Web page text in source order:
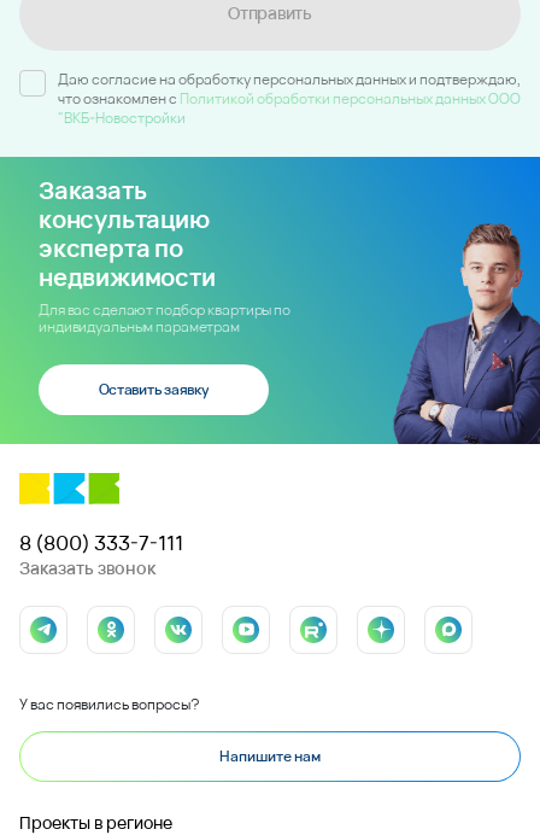
Отправить
Даю согласие на обработку персональных данных и подтверждаю,
что ознакомлен c Политикой обработки персональных данных ООО
"ВКБ-Новостройки
Заказать
консультацию
эксперта по
недвижимости
Для вас сделают подбор квартиры по
индивидуальным параметрам
Оставить заявку
8 (800) 333-7-111
Заказать звонок
У вас появились вопросы?
Напишите нам
Проекты в регионе